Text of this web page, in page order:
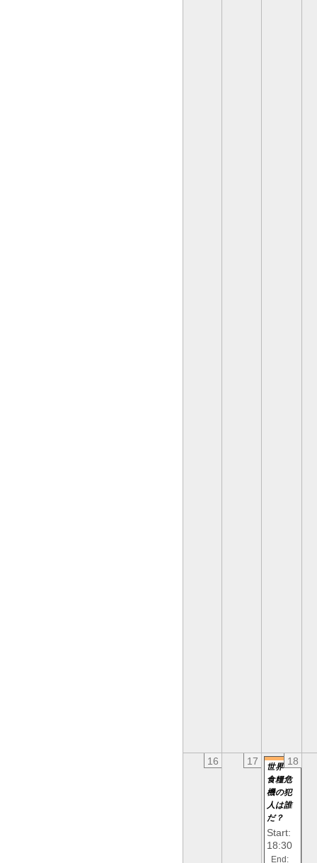
16 17 18
世界
食糧危
機の犯
人は誰
だ？
Start:
18:30
End: